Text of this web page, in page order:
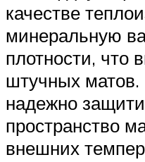
качестве
минеральную
плотности, что
штучных матов.
надежно
пространство
внешних